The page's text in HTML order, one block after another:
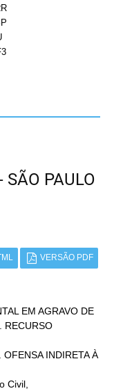
PAULO
VERSÃO PDF
EM AGRAVO DE
Civil,